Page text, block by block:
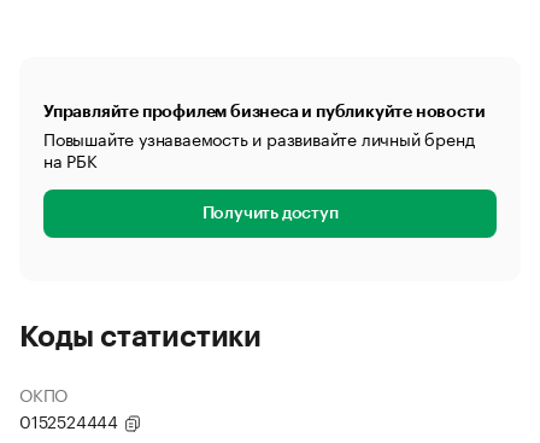
Управляйте профилем бизнеса и публикуйте новости
Повышайте узнаваемость и развивайте личный бренд
на РБК
Получить доступ
Коды статистики
ОКПО
0152524444